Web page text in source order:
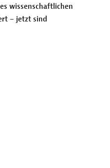
wissenschaftlichen
– jetzt sind